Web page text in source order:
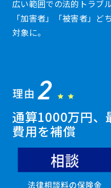
広い範囲での法的トラブ
「加害者」「被害者」ど
対象に。
通算1000万円、
費用を補償